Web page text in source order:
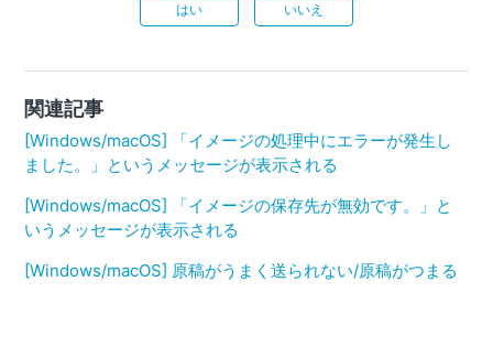
はい いいえ
関連記事
[Windows/macOS] 「イメージの処理中にエラーが発生し
ました。」というメッセージが表示される
[Windows/macOS] 「イメージの保存先が無効です。」と
いうメッセージが表示される
[Windows/macOS] 原稿がうまく送られない/原稿がつまる